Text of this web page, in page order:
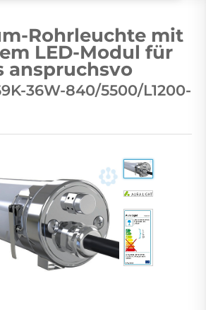
Rohrleuchte mit
LED-Modul für
anspruchsvo
36W-840/5500/L1200-